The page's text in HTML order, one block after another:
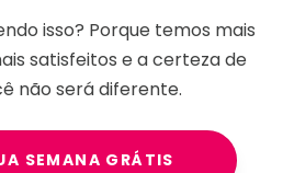
isso? Porque temos mais
satisfeitos e a certeza de
não será diferente.
SEMANA GRÁTIS